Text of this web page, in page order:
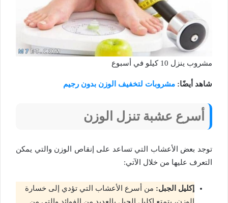
مشروب ينزل 10 كيلو في أسبوع
شاهد أيضًا: مشروبات لتخفيف الوزن بدون رجيم
أسرع عشبة تنزل الوزن
توجد بعض الأعشاب التي تساعد على إنقاص الوزن والتي يمكن
التعرف عليها من خلال الآتي:
إكليل الجبل: من أسرع الأعشاب التي تؤدي إلى خسارة